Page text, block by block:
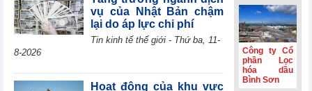
Hoàng Quân (mã HQC -
sàn HOSE) ghi nhận lãi
7,41 tỷ đồng trong quý
II, luỹ kế nửa đầu năm
2026 lãi 12,81 tỷ đồng
và hoàn thành 14,2% so
với kế hoạch năm 2026.
FDI trong giai
đoạn mới: Công
nghệ, liên kết và
giá trị dài hạn
ngọt từ hoạt động
vụ của Nhật Bản chậm
lại do áp lực chi phí
Tin kinh tế thế giới - Thứ ba, 11-
8-2026
Hoạt động của khu vực
Công ty Cổ
phần Lọc
hóa dầu
Bình Sơn